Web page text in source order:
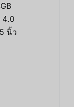
4.0
นิ้ว